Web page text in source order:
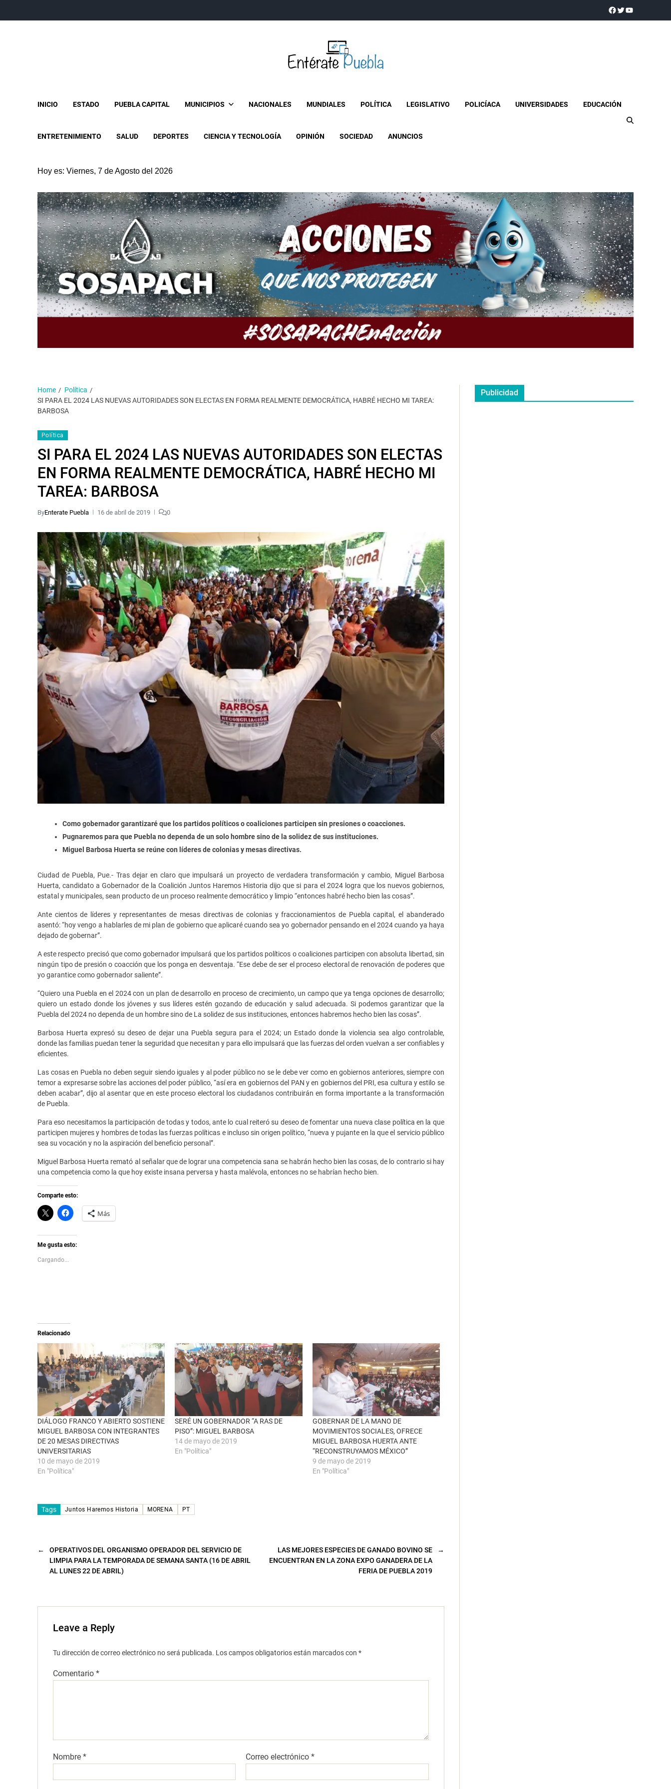
INICIO ESTADO PUEBLA CAPITAL MUNICIPIOS NACIONALES MUNDIALES POLÍTICA LEGISLATIVO POLICÍACA UNIVERSIDADES EDUCACIÓN
ENTRETENIMIENTO SALUD DEPORTES CIENCIA Y TECNOLOGÍA OPINIÓN SOCIEDAD ANUNCIOS
Hoy es: Viernes, 7 de Agosto del 2026
Home
Política
SI PARA EL 2024 LAS NUEVAS AUTORIDADES SON ELECTAS EN FORMA REALMENTE DEMOCRÁTICA, HABRÉ HECHO MI TAREA:
BARBOSA
Política
SI PARA EL 2024 LAS NUEVAS AUTORIDADES SON ELECTAS
EN FORMA REALMENTE DEMOCRÁTICA, HABRÉ HECHO MI
TAREA: BARBOSA
ByEnterate Puebla 16 de abril de 2019 0
Como gobernador garantizaré que los partidos políticos o coaliciones participen sin presiones o coacciones.
Pugnaremos para que Puebla no dependa de un solo hombre sino de la solidez de sus instituciones.
Miguel Barbosa Huerta se reúne con líderes de colonias y mesas directivas.
Ciudad de Puebla, Pue.- Tras dejar en claro que impulsará un proyecto de verdadera transformación y cambio, Miguel Barbosa
Huerta, candidato a Gobernador de la Coalición Juntos Haremos Historia dijo que si para el 2024 logra que los nuevos gobiernos,
estatal y municipales, sean producto de un proceso realmente democrático y limpio “entonces habré hecho bien las cosas”.
Ante cientos de líderes y representantes de mesas directivas de colonias y fraccionamientos de Puebla capital, el abanderado
asentó: “hoy vengo a hablarles de mi plan de gobierno que aplicaré cuando sea yo gobernador pensando en el 2024 cuando ya haya
dejado de gobernar”.
A este respecto precisó que como gobernador impulsará que los partidos políticos o coaliciones participen con absoluta libertad, sin
ningún tipo de presión o coacción que los ponga en desventaja. “Ese debe de ser el proceso electoral de renovación de poderes que
yo garantice como gobernador saliente”.
“Quiero una Puebla en el 2024 con un plan de desarrollo en proceso de crecimiento, un campo que ya tenga opciones de desarrollo;
quiero un estado donde los jóvenes y sus líderes estén gozando de educación y salud adecuada. Si podemos garantizar que la
Puebla del 2024 no dependa de un hombre sino de La solidez de sus instituciones, entonces habremos hecho bien las cosas”.
Barbosa Huerta expresó su deseo de dejar una Puebla segura para el 2024; un Estado donde la violencia sea algo controlable,
donde las familias puedan tener la seguridad que necesitan y para ello impulsará que las fuerzas del orden vuelvan a ser confiables y
eficientes.
Las cosas en Puebla no deben seguir siendo iguales y al poder público no se le debe ver como en gobiernos anteriores, siempre con
temor a expresarse sobre las acciones del poder público, “así era en gobiernos del PAN y en gobiernos del PRI, esa cultura y estilo se
deben acabar”, dijo al asentar que en este proceso electoral los ciudadanos contribuirán en forma importante a la transformación
de Puebla.
Para eso necesitamos la participación de todas y todos, ante lo cual reiteró su deseo de fomentar una nueva clase política en la que
participen mujeres y hombres de todas las fuerzas políticas e incluso sin origen político, “nueva y pujante en la que el servicio público
sea su vocación y no la aspiración del beneficio personal”.
Miguel Barbosa Huerta remató al señalar que de lograr una competencia sana se habrán hecho bien las cosas, de lo contrario si hay
una competencia como la que hoy existe insana perversa y hasta malévola, entonces no se habrían hecho bien.
Comparte esto:
C
l
k
t
o
s
h
e
b
e
e
n
u
n
a
v
e
a
n
a
n
u
e
v
a
)
H
a
l
i
t
r
n
F
a
c
e
b
o
o
k
(
S
e
a
b
r
e
e
n
u
n
t
a
n
v
a
)
Más
Me gusta esto:
Cargando...
Relacionado
DIÁLOGO FRANCO Y ABIERTO SOSTIENE
MIGUEL BARBOSA CON INTEGRANTES
DE 20 MESAS DIRECTIVAS
UNIVERSITARIAS
10 de mayo de 2019
En "Política"
SERÉ UN GOBERNADOR “A RAS DE
PISO”: MIGUEL BARBOSA
14 de mayo de 2019
En "Política"
GOBERNAR DE LA MANO DE
MOVIMIENTOS SOCIALES, OFRECE
MIGUEL BARBOSA HUERTA ANTE
“RECONSTRUYAMOS MÉXICO”
9 de mayo de 2019
En "Política"
Tags Juntos Haremos Historia MORENA PT
←
OPERATIVOS DEL ORGANISMO OPERADOR DEL SERVICIO DE
LIMPIA PARA LA TEMPORADA DE SEMANA SANTA (16 DE ABRIL
AL LUNES 22 DE ABRIL)
→
LAS MEJORES ESPECIES DE GANADO BOVINO SE
ENCUENTRAN EN LA ZONA EXPO GANADERA DE LA
FERIA DE PUEBLA 2019
Leave a Reply
Tu dirección de correo electrónico no será publicada. Los campos obligatorios están marcados con *
Comentario *
Nombre * Correo electrónico*
Publicidad